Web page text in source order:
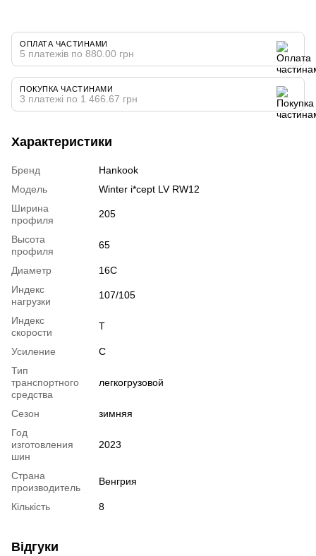
ОПЛАТА ЧАСТИНАМИ
5 платежів по 880.00 грн
ПОКУПКА ЧАСТИНАМИ
3 платежі по 1 466.67 грн
Характеристики
Бренд
Hankook
Модель
Winter i*cept LV RW12
Ширина
профиля
205
Высота
профиля
65
Диаметр
16C
Индекс
нагрузки
107/105
Индекс
скорости
T
Усиление
C
Тип
транспортного
средства
легкогрузовой
Сезон
зимняя
Год
изготовления
шин
2023
Страна
производитель
Венгрия
Кількість 8
Відгуки